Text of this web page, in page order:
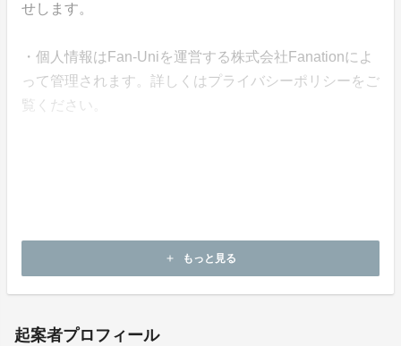
せします。
・個人情報はFan-Uniを運営する株式会社Fanationによ
って管理されます。詳しくはプライバシーポリシーをご
覧ください。
所等へのお問い合わせはご遠慮願います。
add もっと見る
起案者プロフィール